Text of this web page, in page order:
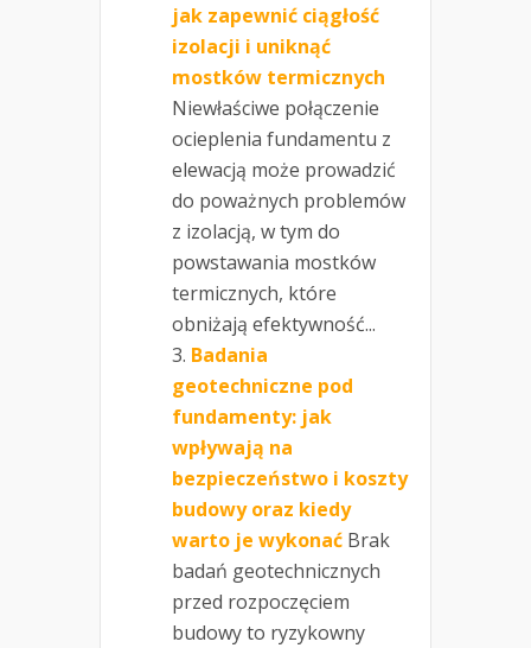
jak zapewnić ciągłość
izolacji i uniknąć
mostków termicznych
Niewłaściwe połączenie
ocieplenia fundamentu z
elewacją może prowadzić
do poważnych problemów
z izolacją, w tym do
powstawania mostków
termicznych, które
obniżają efektywność...
Badania
geotechniczne pod
fundamenty: jak
wpływają na
bezpieczeństwo i koszty
budowy oraz kiedy
warto je wykonać Brak
badań geotechnicznych
przed rozpoczęciem
budowy to ryzykowny